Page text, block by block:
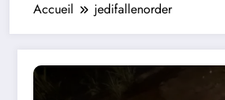
Accueil jedifallenorder